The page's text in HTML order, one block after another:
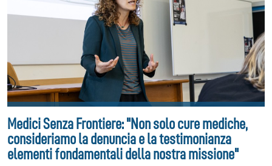
Medici Senza Frontiere: "Non solo cure mediche,
consideriamo la denuncia e la testimonianza
elementi fondamentali della nostra missione"